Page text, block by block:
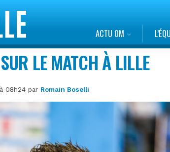
ACTU OM
LE MATCH À LILLE
08h24 par Romain Boselli